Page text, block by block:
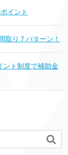
イント
取り７パターン！
ント制度で補助金
